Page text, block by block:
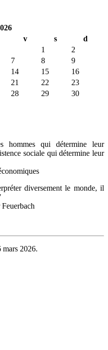
v s
d
1
2
7 8
9
14 15
16
21 22
23
28 29
30
hommes qui détermine leur
sociale qui détermine leur
diversement le monde, il
mars 2026.